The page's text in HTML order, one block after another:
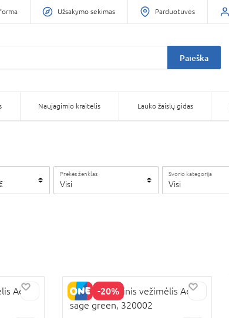
Užsakymo sekimas Parduotuvės
Paieška
Naujagimio kraitelis Lauko žaislų gidas
Prekės ženklas
Visi
Svorio kategorija
Visi
Aer2,
-20%
JOOLZ sportinis vežimėlis Aer2,
sage green, 320002